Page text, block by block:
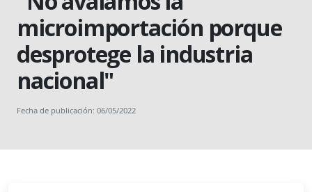
microimportación porque
desprotege la industria
nacional"
Fecha de publicación: 06/05/2022